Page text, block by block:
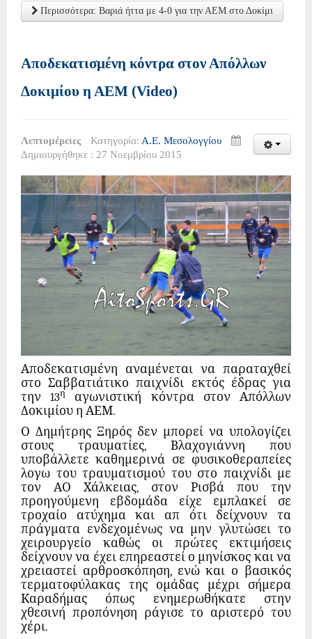
Περισσότερα: Βαριά ήττα με 4-0 για την ΑΕΜ στο Δοκίμι
Αποδεκατισμένη κόντρα στον Απόλλων
Δοκιμίου η ΑΕΜ (Video)
Λεπτομέρειες Κατηγορία: Α.Ε. Μεσολογγίου
Δημιουργήθηκε : 27 Νοεμβρίου 2015
Αποδεκατισμένη αναμένεται να παραταχθεί
στο Σαββατιάτικο παιχνίδι εκτός έδρας για
την 13η
αγωνιστική κόντρα στον Απόλλων
Δοκιμίου η ΑΕΜ.
Ο Δημήτρης Ξηρός δεν μπορεί να υπολογίζει
στους τραυματίες, Βλαχογιάννη που
υποβάλλετε καθημερινά σε φυσικοθεραπείες
λογω του τραυματισμού του στο παιχνίδι με
τον ΑΟ Χάλκειας, στον Ρισβά που την
προηγούμενη εβδομάδα είχε εμπλακεί σε
τροχαίο ατύχημα και απ ότι δείχνουν τα
πράγματα ενδεχομένως να μην γλυτώσει το
χειρουργείο καθώς οι πρώτες εκτιμήσεις
δείχνουν να έχει επηρεαστεί ο μηνίσκος και να
χρειαστεί αρθροσκόπηση, ενώ και ο βασικός
τερματοφύλακας της ομάδας μέχρι σήμερα
Καραδήμας όπως ενημερωθήκατε στην
χθεσινή προπόνηση ράγισε το αριστερό του
χέρι.